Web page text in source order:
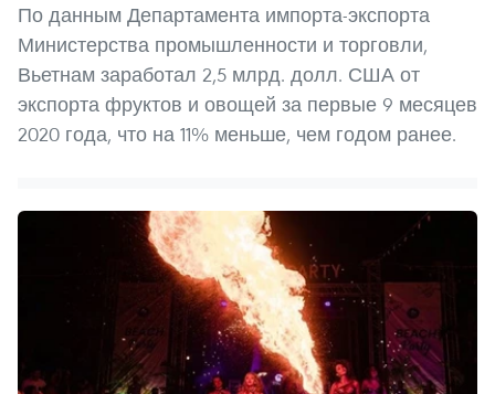
По данным Департамента импорта-экспорта
Министерства промышленности и торговли,
Вьетнам заработал 2,5 млрд. долл. США от
экспорта фруктов и овощей за первые 9 месяцев
2020 года, что на 11% меньше, чем годом ранее.